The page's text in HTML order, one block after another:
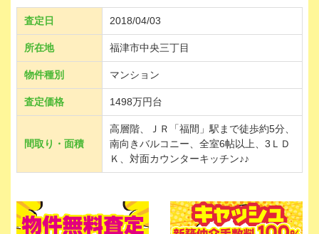
査定日 2018/04/03
所在地 福津市中央三丁目
物件種別 マンション
査定価格 1498万円台
間取り・面積
高層階、ＪＲ「福間」駅まで徒歩約5分、
南向きバルコニー、全室6帖以上、3ＬＤ
Ｋ、対面カウンターキッチン♪♪